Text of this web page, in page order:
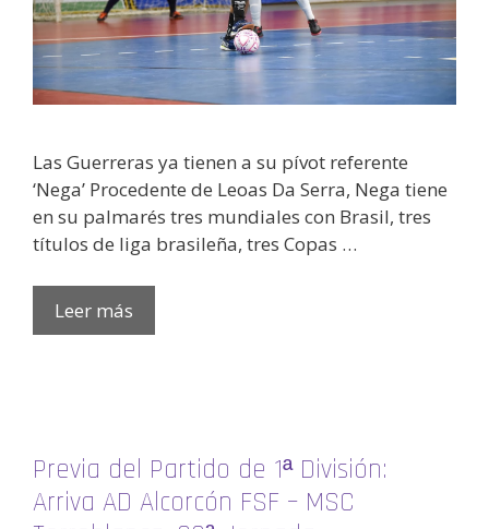
Las Guerreras ya tienen a su pívot referente
‘Nega’ Procedente de Leoas Da Serra, Nega tiene
en su palmarés tres mundiales con Brasil, tres
títulos de liga brasileña, tres Copas …
Leer más
Previa del Partido de 1ª División:
Arriva AD Alcorcón FSF – MSC